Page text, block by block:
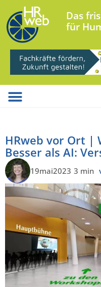
Das
für
HRweb vor Ort |
Besser als AI:
19mai2023 3 min